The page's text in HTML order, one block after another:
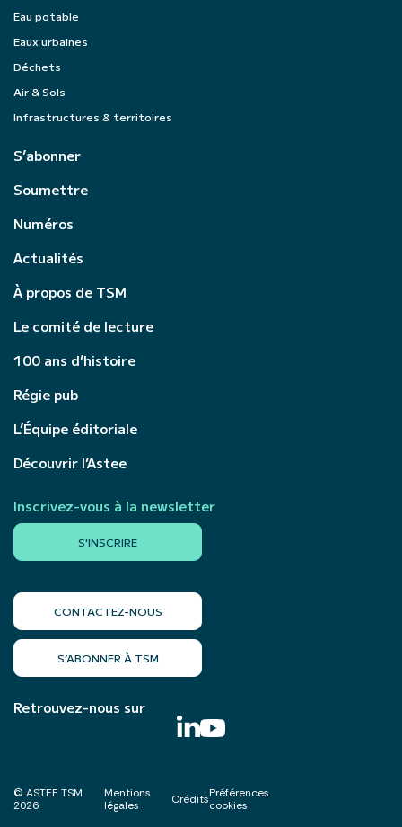
Eau potable
Eaux urbaines
Déchets
Air & Sols
Infrastructures & territoires
S’abonner
Soumettre
Numéros
Actualités
À propos de TSM
Le comité de lecture
100 ans d’histoire
Régie pub
L’Équipe éditoriale
Découvrir l’Astee
Inscrivez-vous à la newsletter
S'INSCRIRE
CONTACTEZ-NOUS
S’ABONNER À TSM
Retrouvez-nous sur
© ASTEE TSM
2026
Mentions
légales
CréditsPréférences
cookies